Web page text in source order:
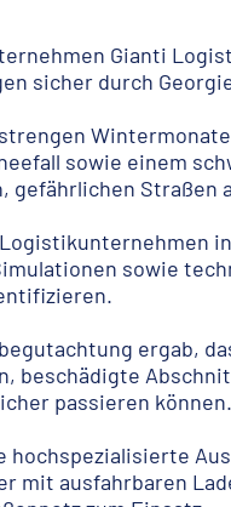
Gianti
sicher durch
sowie einem
gefährlichen Straßen
sowie
ergab,
beschädigte
passieren können.
hochspezialisierte
mit ausfahrbaren